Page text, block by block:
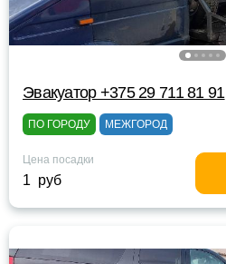
Эвакуатор +375 29 711 81 91
ПО ГОРОДУ МЕЖГОРОД
Цена посадки
1 руб